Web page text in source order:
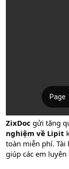
ZixDoc gửi tặng
nghiệm về Lipit
toàn miễn phí.
giúp các em